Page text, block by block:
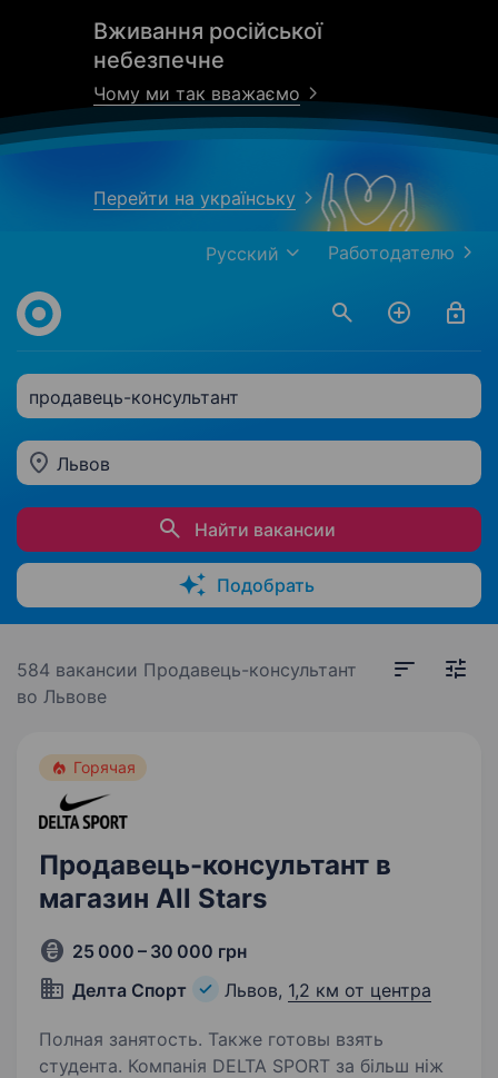
Вживання російської
небезпечне
Чому ми так вважаємо
Перейти на українську
Работодателю
Русский
продавець-консультант
Львов
Найти вакансии
Подобрать
584 вакансии Продавець-консультант
во Львове
Горячая
Продавець-консультант в
магазин All Stars
25 000 – 30 000 грн
Делта Спорт
Львов, 1,2 км от центра
Полная занятость. Также готовы взять
студента. Компанія DELTA SPORT за більш ніж